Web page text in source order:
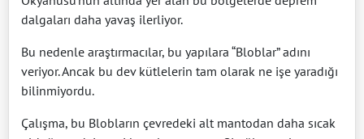
dalgaları daha yavaş ilerliyor.
Bu nedenle araştırmacılar, bu yapılara “Bloblar” adını
veriyor. Ancak bu dev kütlelerin tam olarak ne işe yaradığı
bilinmiyordu.
Çalışma, bu Blobların çevredeki alt mantodan daha sıcak